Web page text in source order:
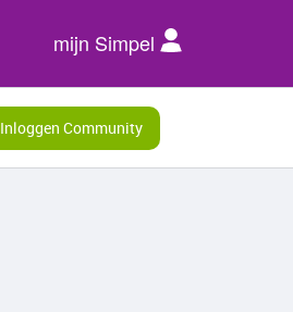
mijn Simpel
Inloggen Community